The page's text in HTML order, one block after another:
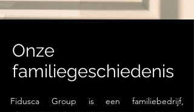
Fidusca Group is een familiebedrijf,
Onze
familiegeschiedenis